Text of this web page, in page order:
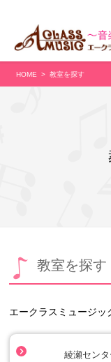
HOME 教室を探す
教室を探す
エークラスミュージッ
綾瀬センタ